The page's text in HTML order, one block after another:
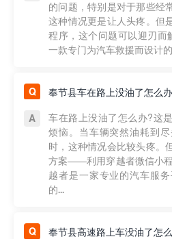
的问题，特别是对于那些经
这种情况更是让人头疼。但
程序，这个问题可以迎刃而
一款专门为汽车救援而设计
奉节县车在路上没油了怎么办
车在路上没油了怎么办?这
烦恼。当车辆突然油耗到
时，这种情况会比较头疼。
方案——利用穿越者微信小
越者是一家专业的汽车服
的...
奉节县高速路上车没油了怎